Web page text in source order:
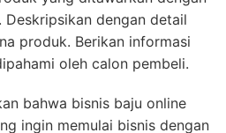
dengan detail
produk. Berikan informasi
oleh calon pembeli.
bahwa bisnis baju online
ingin memulai bisnis dengan